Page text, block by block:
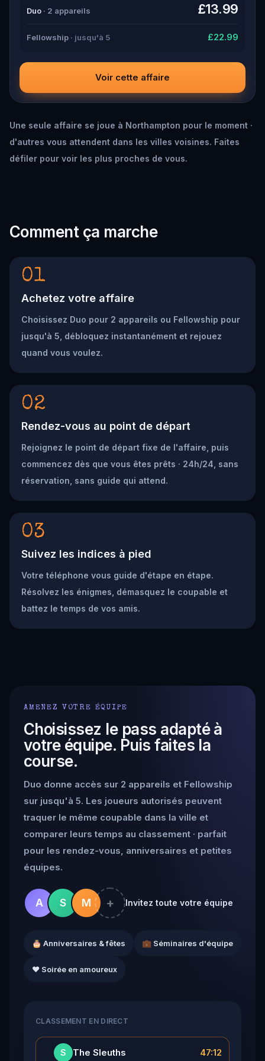
Duo · 2 appareils £13.99
Fellowship · jusqu'à 5 £22.99
Voir cette affaire
Une seule affaire se joue à Northampton pour le moment ·
d'autres vous attendent dans les villes voisines. Faites
défiler pour voir les plus proches de vous.
Comment ça marche
01
Achetez votre affaire
Choisissez Duo pour 2 appareils ou Fellowship pour
jusqu'à 5, débloquez instantanément et rejouez
quand vous voulez.
02
Rendez-vous au point de départ
Rejoignez le point de départ fixe de l'affaire, puis
commencez dès que vous êtes prêts · 24h/24, sans
réservation, sans guide qui attend.
03
Suivez les indices à pied
Votre téléphone vous guide d'étape en étape.
Résolvez les énigmes, démasquez le coupable et
battez le temps de vos amis.
AMENEZ VOTRE ÉQUIPE
Choisissez le pass adapté à
votre équipe. Puis faites la
course.
Duo donne accès sur 2 appareils et Fellowship
sur jusqu'à 5. Les joueurs autorisés peuvent
traquer le même coupable dans la ville et
comparer leurs temps au classement · parfait
pour les rendez-vous, anniversaires et petites
équipes.
A S M + Invitez toute votre équipe
🎂 Anniversaires & fêtes 💼 Séminaires d'équipe
❤️ Soirée en amoureux
CLASSEMENT EN DIRECT
S The Sleuths 47:12